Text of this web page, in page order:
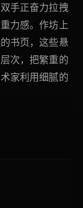
手正奋力拉拽
力感。作坊上
书页，这些悬
次，把繁重的
家利用细腻的